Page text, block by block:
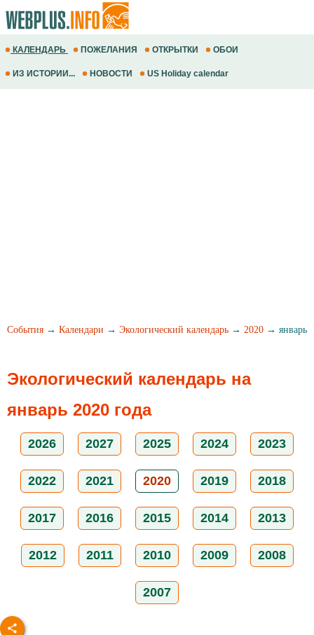
КАЛЕНДАРЬ ПОЖЕЛАНИЯ ОТКРЫТКИ ОБОИ
ИЗ ИСТОРИИ... НОВОСТИ US Holiday calendar
События → Календари → Экологический календарь → 2020 → январь
Экологический календарь на
январь 2020 года
2026 2027 2025 2024 2023
2022 2021 2020 2019 2018
2017 2016 2015 2014 2013
2012 2011 2010 2009 2008
2007